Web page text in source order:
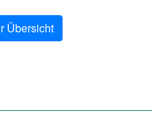
Übersicht